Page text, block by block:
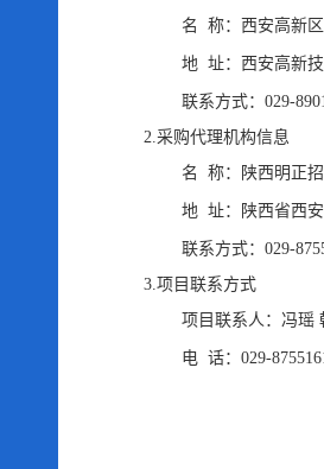
名 称： 西安高新
地 址： 西安高新
联系方式： 029-
2.采购代理机构信息
名 称：
陕西明正
地 址： 陕西省西
联系方式： 029-
3.项目联系方式
项目联系人： 冯瑶
电 话： 029-